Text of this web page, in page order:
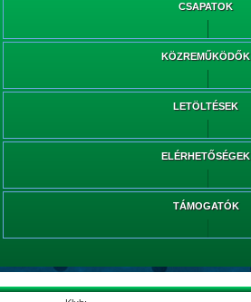
CSAPATOK
KÖZREMŰKÖDŐK
LETÖLTÉSEK
ELÉRHETŐSÉGEK
TÁMOGATÓK